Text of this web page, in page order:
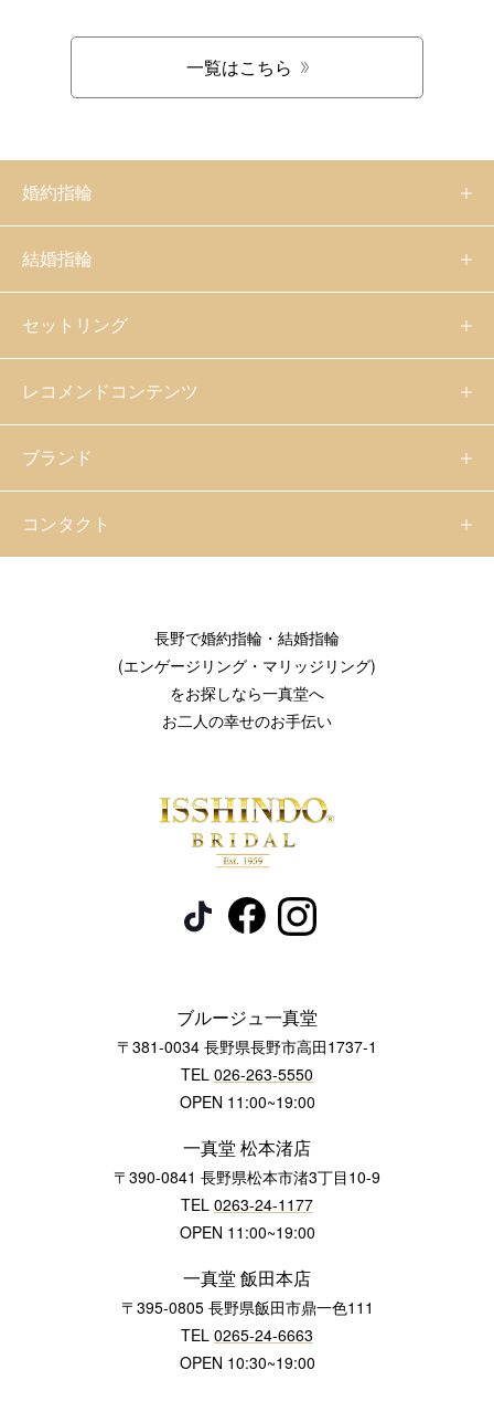
一覧はこちら
婚約指輪
結婚指輪
セットリング
レコメンドコンテンツ
ブランド
コンタクト
長野で婚約指輪・結婚指輪
(エンゲージリング・マリッジリング)
をお探しなら一真堂へ
お二人の幸せのお手伝い
ブルージュ一真堂
〒381-0034 長野県長野市高田1737-1
TEL 026-263-5550
OPEN 11:00~19:00
一真堂 松本渚店
〒390-0841 長野県松本市渚3丁目10-9
TEL 0263-24-1177
OPEN 11:00~19:00
一真堂 飯田本店
〒395-0805 長野県飯田市鼎一色111
TEL 0265-24-6663
OPEN 10:30~19:00